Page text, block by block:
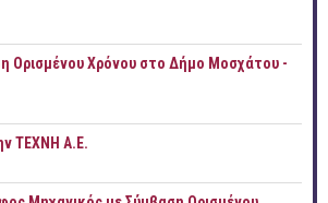
Ορισμένου Χρόνου στο Δήμο Μοσχάτου -
ΤΕΧΝΗ Α.Ε.